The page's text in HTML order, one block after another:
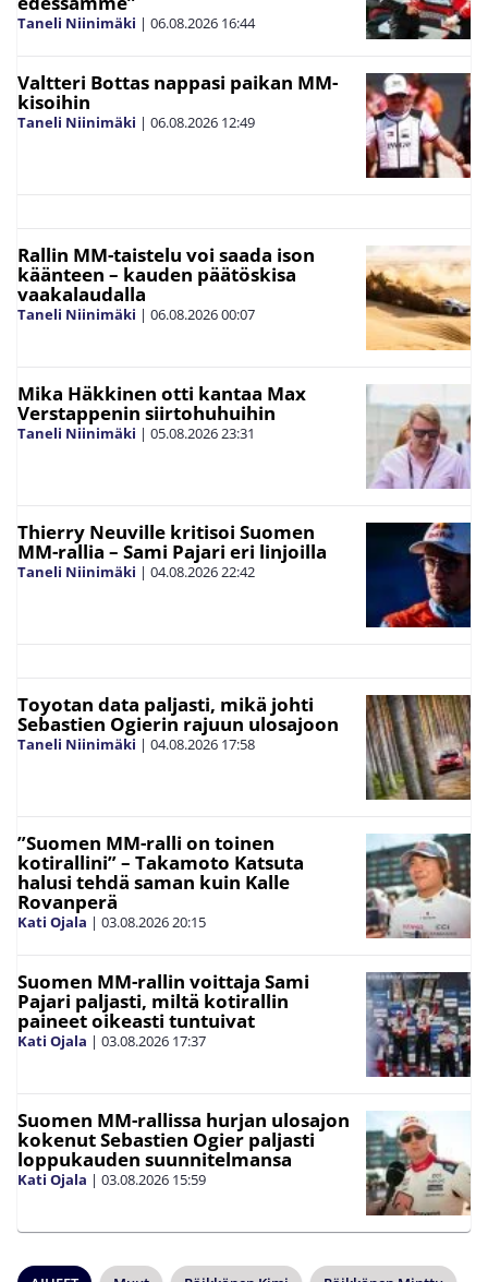
Taneli Niinimäki | 06.08.2026 16:44
Valtteri Bottas nappasi paikan MM-
kisoihin
Taneli Niinimäki | 06.08.2026 12:49
Rallin MM-taistelu voi saada ison
käänteen – kauden päätöskisa
vaakalaudalla
Taneli Niinimäki | 06.08.202600:07
Mika Häkkinen otti kantaa Max
Verstappenin siirtohuhuihin
Taneli Niinimäki | 05.08.202623:31
Thierry Neuville kritisoi Suomen
MM-rallia – Sami Pajari eri linjoilla
Taneli Niinimäki | 04.08.202622:42
Toyotan data paljasti, mikä johti
Sebastien Ogierin rajuun ulosajoon
Taneli Niinimäki | 04.08.2026 17:58
”Suomen MM-ralli on toinen
kotirallini” – Takamoto Katsuta
halusi tehdä saman kuin Kalle
Rovanperä
Kati Ojala | 03.08.202620:15
Suomen MM-rallin voittaja Sami
Pajari paljasti, miltä kotirallin
paineet oikeasti tuntuivat
Kati Ojala | 03.08.2026 17:37
Suomen MM-rallissa hurjan ulosajon
kokenut Sebastien Ogier paljasti
loppukauden suunnitelmansa
Kati Ojala | 03.08.2026 15:59